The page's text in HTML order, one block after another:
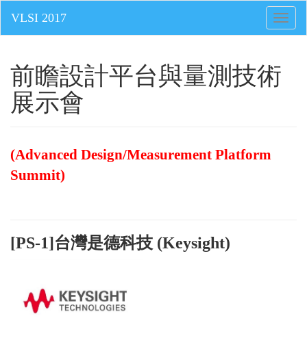
Toggle
前瞻設計平台與量測技術
展示會
(Advanced Design/Measurement Platform
Summit)
[PS-1]台灣是德科技 (Keysight)